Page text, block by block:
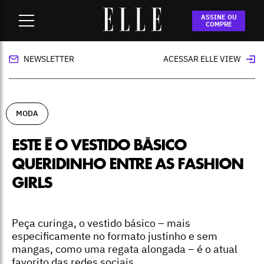
ASSINE OU
COMPRE
Este é o vestido básico queridinho entre as
fashion girls
NEWSLETTER ACESSAR ELLE VIEW
MODA
ESTE É O VESTIDO BÁSICO
QUERIDINHO ENTRE AS FASHION
GIRLS
Peça curinga, o vestido básico – mais
especificamente no formato justinho e sem
mangas, como uma regata alongada – é o atual